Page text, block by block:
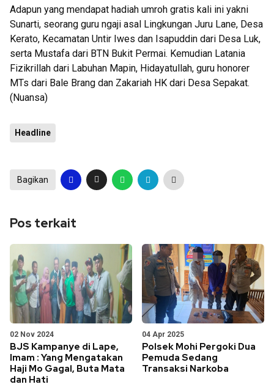
Adapun yang mendapat hadiah umroh gratis kali ini yakni
Sunarti, seorang guru ngaji asal Lingkungan Juru Lane, Desa
Kerato, Kecamatan Untir Iwes dan Isapuddin dari Desa Luk,
serta Mustafa dari BTN Bukit Permai. Kemudian Latania
Fizikrillah dari Labuhan Mapin, Hidayatullah, guru honorer
MTs dari Bale Brang dan Zakariah HK dari Desa Sepakat.
(Nuansa)
Headline
Bagikan
Pos terkait
02 Nov 2024
BJS Kampanye di Lape,
Imam : Yang Mengatakan
Haji Mo Gagal, Buta Mata
dan Hati
04 Apr 2025
Polsek Mohi Pergoki Dua
Pemuda Sedang
Transaksi Narkoba